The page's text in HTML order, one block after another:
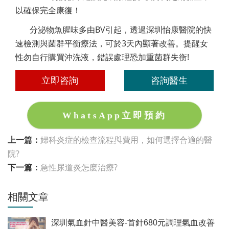
以確保完全康復！
分泌物魚腥味多由BV引起，透過深圳怡康醫院的快
速檢測與菌群平衡療法，可於3天內顯著改善。提醒女
性勿自行購買沖洗液，錯誤處理恐加重菌群失衡!
立即咨詢 咨詢醫生
WhatsApp立即預約
上一篇： 婦科炎症的檢查流程與費用，如何選擇合適的醫
院?
下一篇： 急性尿道炎怎麽治療?
相關文章
深圳氣血針中醫美容-首針680元調理氣血改善